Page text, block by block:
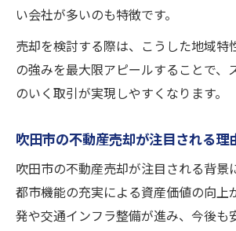
い会社が多いのも特徴です。
売却を検討する際は、こうした地域特
の強みを最大限アピールすることで、
のいく取引が実現しやすくなります。
吹田市の不動産売却が注目される理
吹田市の不動産売却が注目される背景
都市機能の充実による資産価値の向上
発や交通インフラ整備が進み、今後も